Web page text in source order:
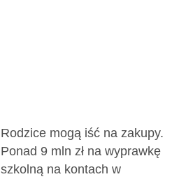
Rodzice mogą iść na zakupy.
Ponad 9 mln zł na wyprawkę
szkolną na kontach w